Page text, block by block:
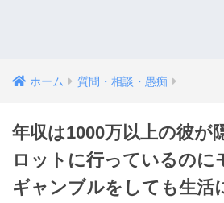
ホーム 質問・相談・愚痴
年収は1000万以上の彼が
ロットに行っているのに
ギャンブルをしても生活